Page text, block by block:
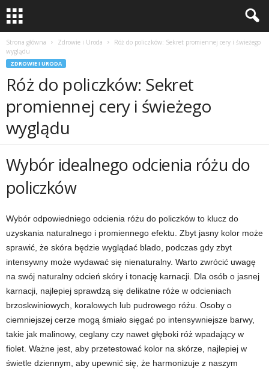
Strona główna Zdrowie i Uroda
Róż do policzków: Sekret promiennej cery i świeżego
wyglądu
ZDROWIE I URODA
Róż do policzków: Sekret
promiennej cery i świeżego
wyglądu
Wybór idealnego odcienia różu do
policzków
Wybór odpowiedniego odcienia różu do policzków to klucz do
uzyskania naturalnego i promiennego efektu. Zbyt jasny kolor może
sprawić, że skóra będzie wyglądać blado, podczas gdy zbyt
intensywny może wydawać się nienaturalny. Warto zwrócić uwagę
na swój naturalny odcień skóry i tonację karnacji. Dla osób o jasnej
karnacji, najlepiej sprawdzą się delikatne róże w odcieniach
brzoskwiniowych, koralowych lub pudrowego różu. Osoby o
ciemniejszej cerze mogą śmiało sięgać po intensywniejsze barwy,
takie jak malinowy, ceglany czy nawet głęboki róż wpadający w
fiolet. Ważne jest, aby przetestować kolor na skórze, najlepiej w
świetle dziennym, aby upewnić się, że harmonizuje z naszym